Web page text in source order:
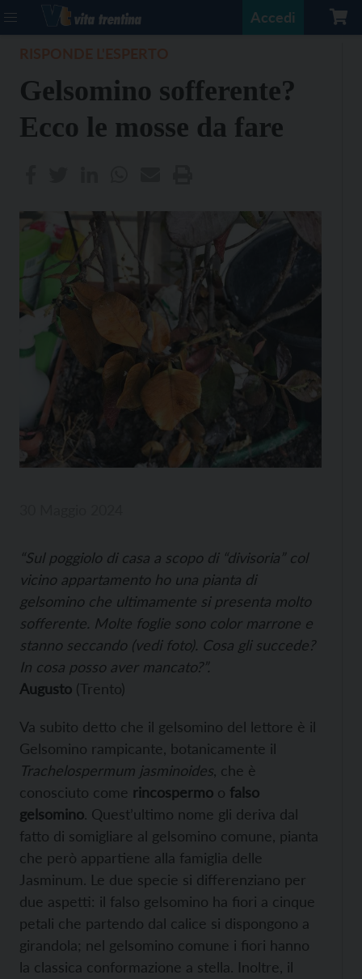
Accedi
Gelsomino sofferente?
Ecco le mosse da fare
“Sul poggiolo di casa a scopo di “divisoria” col
vicino appartamento ho una pianta di
gelsomino che ultimamente si presenta molto
sofferente. Molte foglie sono color marrone e
stanno seccando (vedi foto). Cosa gli succede?
In cosa posso aver mancato?”.
Augusto (Trento)
Va subito detto che il gelsomino del lettore è il
Gelsomino rampicante, botanicamente il
Trachelospermum jasminoides , che è
conosciuto come rincospermo o falso
gelsomino. Quest’ultimo nome gli deriva dal
fatto di somigliare al gelsomino comune, pianta
che però appartiene alla famiglia delle
Jasminum. Le due specie si differenziano per
due aspetti: il falso gelsomino ha fiori a cinque
petali che partendo dal calice si dispongono a
girandola; nel gelsomino comune i fiori hanno
la classica conformazione a stella. Inoltre, il